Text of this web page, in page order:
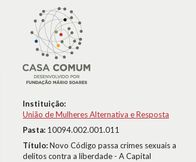
Instituição:
União de Mulheres Alternativa e Resposta
Pasta: 10094.002.001.011
Título:Novo Código passa crimes sexuais a
delitos contra a liberdade - A Capital